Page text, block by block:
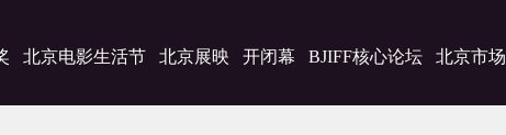
北京电影生活节 北京展映 开闭幕 BJIFF核心论坛 北京市场